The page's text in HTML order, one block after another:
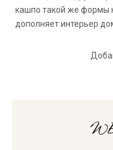
кашпо такой же формы
дополняет интерьер